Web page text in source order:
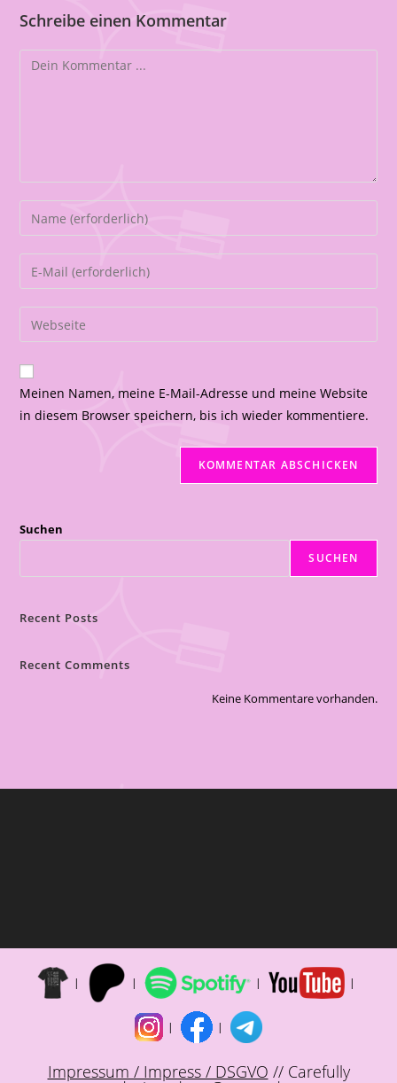
Schreibe einen Kommentar
Meinen Namen, meine E-Mail-Adresse und meine Website
in diesem Browser speichern, bis ich wieder kommentiere.
Suchen
SUCHEN
Recent Posts
Recent Comments
Keine Kommentare vorhanden.
Impressum / Impress / DSGVO // Carefully